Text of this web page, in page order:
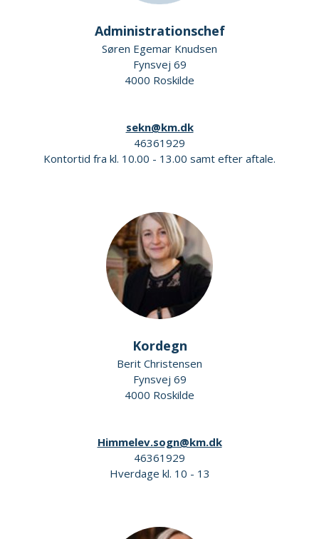
Administrationschef
Søren Egemar Knudsen
Fynsvej 69
4000 Roskilde
sekn@km.dk
46361929
Kontortid fra kl. 10.00 - 13.00 samt efter aftale.
Kordegn
Berit Christensen
Fynsvej 69
4000 Roskilde
Himmelev.sogn@km.dk
46361929
Hverdage kl. 10 - 13